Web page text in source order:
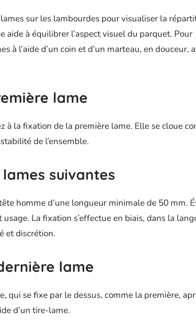
sur les lambourdes pour visualiser la
aide à équilibrer l’aspect visuel du parquet. Pour
à l’aide d’un coin et d’un marteau, en douceur,
lame
à la fixation de la première lame. Elle se cloue
de l’ensemble.
suivantes
homme d’une longueur minimale de 50 mm.
La fixation s’effectue en biais, dans la
et discrétion.
lame
qui se fixe par le dessus, comme la première,
d’un tire-lame.